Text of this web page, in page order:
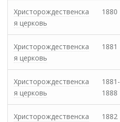
Христорождественска
я церковь
1880
Христорождественска
я церковь
1881
Христорождественска
я церковь
1881-
1888
Христорождественска
1882